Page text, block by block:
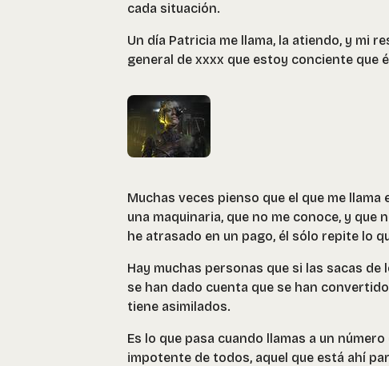
cada situación.
Un día Patricia me llama, la atiendo, y mi
general de xxxx que estoy conciente que
Muchas veces pienso que el que me
una maquinaria, que no me conoce, y que
he atrasado en un pago, él sólo repite lo
Hay muchas personas que si las sacas
se han dado cuenta que se han
tiene asimilados.
Es lo que pasa cuando llamas a un
impotente de todos, aquel que está ahí